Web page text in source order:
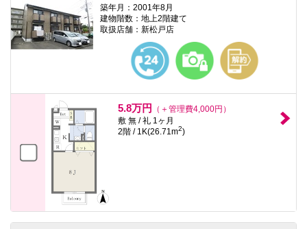
築年月：2001年8月
建物階数：地上2階建て
取扱店舗：新松戸店
5.8万円
（＋管理費4,000円）
敷 無 / 礼 1ヶ月
2階 / 1K(26.71m2)